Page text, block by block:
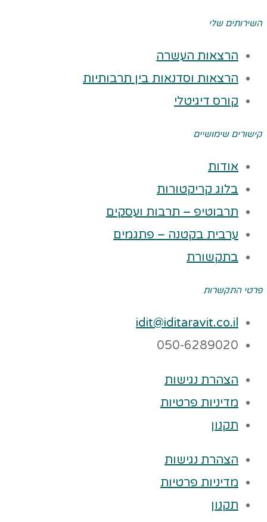
השירותים שלי
הרצאות העשרה
הרצאות וסדנאות בין תרבותיות
קורס דיגיטלי
קישורים שימושיים
אודות
בלוג קריקטורות
תרבוטיפ – תרבות ועסקים
ערבית בקטנה – פתגמים
בתקשורת
פרטי התקשרות
idit@iditaravit.co.il
050-6289020
הצהרת נגישות
מדיניות פרטיות
תקנון
הצהרת נגישות
מדיניות פרטיות
תקנון